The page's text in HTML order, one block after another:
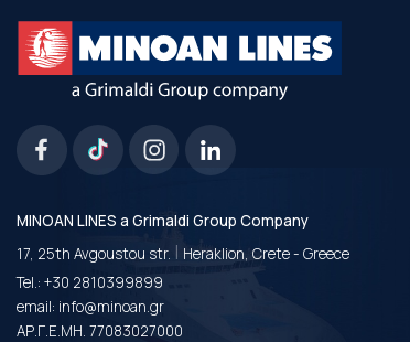
MINOAN LINES a Grimaldi Group Company
17, 25th Avgoustou str. | Heraklion, Crete - Greece
Tel.: +30 2810399899
email: info@minoan.gr
ΑΡ.Γ.Ε.ΜΗ. 77083027000